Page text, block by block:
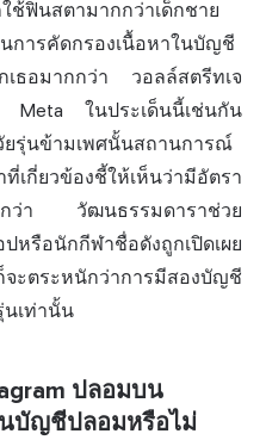
ช้ฟินสตามากกว่าเด็กชาย
การคัดกรองเนื้อหาในบัญชี
ธอมากกว่า วอลล์สตรีทเจ
Meta ในประเด็นนี้เช่นกัน
ยรุ่นข้ามเพศนั้นสถานการณ์
กี่ยวข้องชี้ให้เห็นว่ามีอัตรา
งกว่า วัฒนธรรมดาราช่วย
ปหรือนักกีฬาชื่อดังถูกเปิดเผย
ะตระหนักว่าการมีสองบัญชี
นเท่านั้น
ปลอมบน
บัญชีปลอมหรือไม่